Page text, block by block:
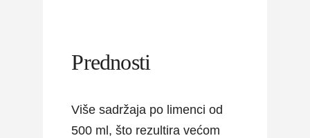
Prednosti
Više sadržaja po limenci od
500 ml, što rezultira većom